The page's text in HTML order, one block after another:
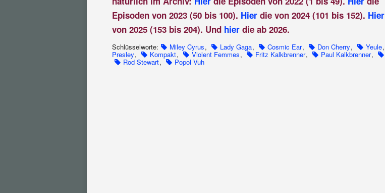
Episoden von 2023 (50 bis 100). Hier die von 2024 (101 bis 152). Hier
von 2025 (153 bis 204). Und hier die ab 2026.
Schlüsselworte: Miley Cyrus, Lady Gaga, Cosmic Ear, Don Cherry, Yeule,
Presley, Kompakt, Violent Femmes, Fritz Kalkbrenner, Paul Kalkbrenner,
Rod Stewart, Popol Vuh